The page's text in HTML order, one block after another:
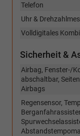
Telefon
Uhr &
Volldigitales
Sicherheit &
Airbag, Fenster-/
abschaltbar,
Airbags
Regensensor,